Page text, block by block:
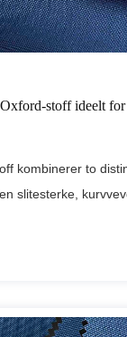
stoff ideelt
kombinerer to
slitesterke,